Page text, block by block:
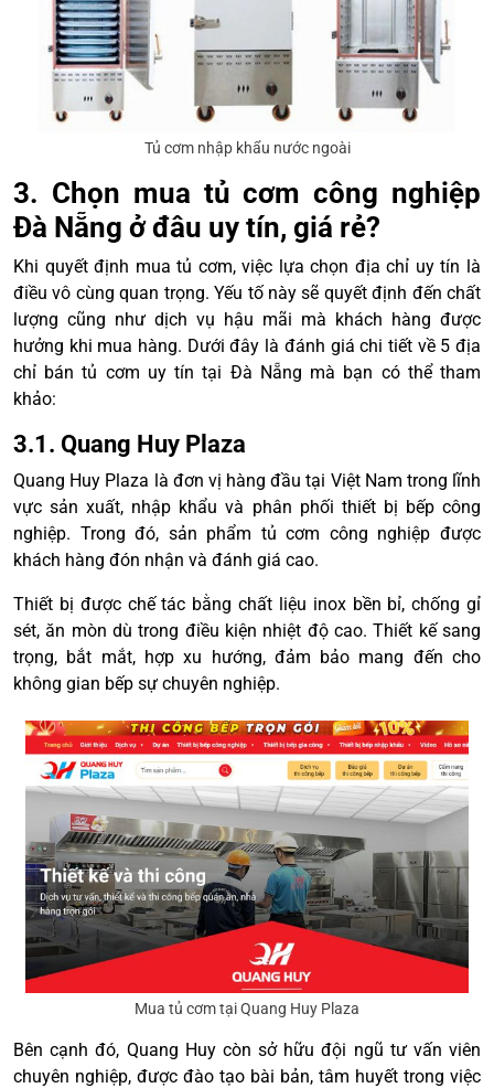
Tủ cơm nhập khẩu nước ngoài
3. Chọn mua tủ cơm công nghiệp
Đà Nẵng ở đâu uy tín, giá rẻ?
Khi quyết định mua tủ cơm, việc lựa chọn địa chỉ uy tín là
điều vô cùng quan trọng. Yếu tố này sẽ quyết định đến chất
lượng cũng như dịch vụ hậu mãi mà khách hàng được
hưởng khi mua hàng. Dưới đây là đánh giá chi tiết về 5 địa
chỉ bán tủ cơm uy tín tại Đà Nẵng mà bạn có thể tham
khảo:
3.1. Quang Huy Plaza
Quang Huy Plaza là đơn vị hàng đầu tại Việt Nam trong lĩnh
vực sản xuất, nhập khẩu và phân phối thiết bị bếp công
nghiệp. Trong đó, sản phẩm tủ cơm công nghiệp được
khách hàng đón nhận và đánh giá cao.
Thiết bị được chế tác bằng chất liệu inox bền bỉ, chống gỉ
sét, ăn mòn dù trong điều kiện nhiệt độ cao. Thiết kế sang
trọng, bắt mắt, hợp xu hướng, đảm bảo mang đến cho
không gian bếp sự chuyên nghiệp.
Mua tủ cơm tại Quang Huy Plaza
Bên cạnh đó, Quang Huy còn sở hữu đội ngũ tư vấn viên
chuyên nghiệp, được đào tạo bài bản, tâm huyết trong việc